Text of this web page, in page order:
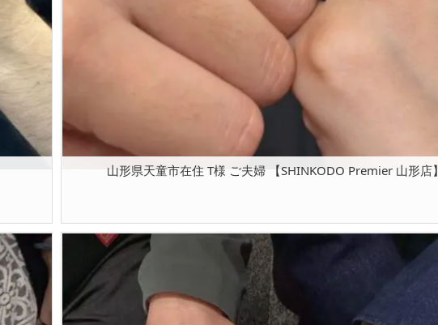
山形県天童市在住 T様 ご夫婦 【SHINKODO Premier 山形店】